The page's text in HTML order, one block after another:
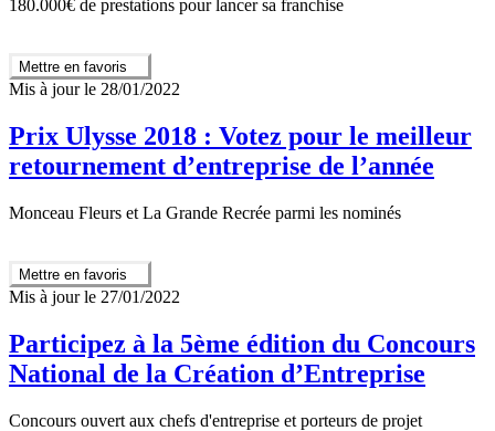
180.000€ de prestations pour lancer sa franchise
Mettre en favoris
Mis à jour le 28/01/2022
Prix Ulysse 2018 : Votez pour le meilleur
retournement d’entreprise de l’année
Monceau Fleurs et La Grande Recrée parmi les nominés
Mettre en favoris
Mis à jour le 27/01/2022
Participez à la 5ème édition du Concours
National de la Création d’Entreprise
Concours ouvert aux chefs d'entreprise et porteurs de projet